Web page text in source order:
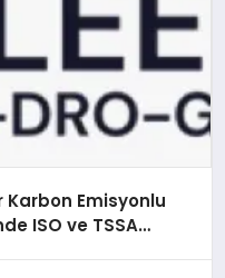
Karbon Emisyonlu
ISO ve TSSA